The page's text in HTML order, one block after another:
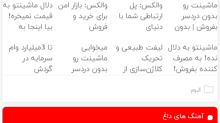
ماشینت رو
بدون دردسر
بفروش | بدون
والکس: پل
ارتباطی شما با
دنیای
دیجیتال
والکس: بازار امن
برای خرید و
فروش
دیجیتال
دلال ماشینتو به
قیمت نمیخره!
بیا اینجا به
بفروش*فقط
خریدار واقعی*
ماشینتو به دلال
نده! به مصرف
کننده بفروش!
یک تماس
لیفت طبیعی و
تحریک
کلاژن‌سازی از
میخوایی
ماشینت رو
بدون دردسر
تا 3میلیارد وام
سرمایه در
گردش
آلبوم
آهنگ های داغ